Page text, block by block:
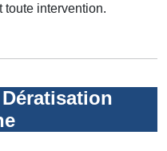
toute intervention.